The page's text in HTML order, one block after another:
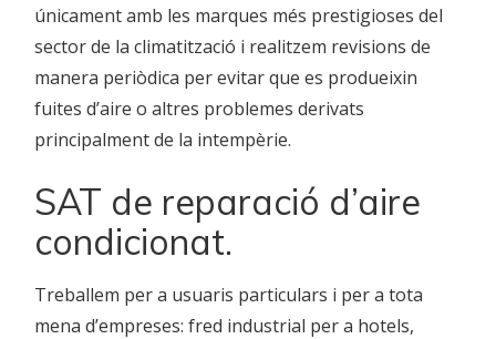
únicament amb les marques més prestigioses del
sector de la climatització i realitzem revisions de
manera periòdica per evitar que es produeixin
fuites d’aire o altres problemes derivats
principalment de la intempèrie.
SAT de reparació d’aire
condicionat.
Treballem per a usuaris particulars i per a tota
mena d’empreses: fred industrial per a hotels,